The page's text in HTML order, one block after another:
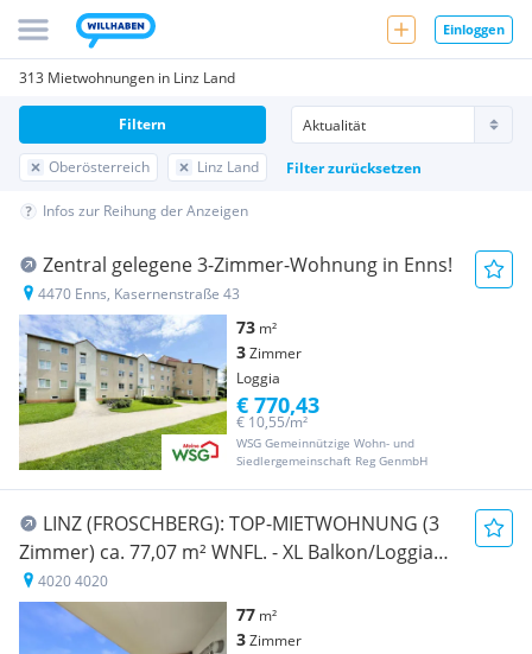
Einloggen
313 Mietwohnungen in Linz Land
Oberösterreich Linz Land Filter zurücksetzen
Filtern
Infos zur Reihung der Anzeigen
Zentral gelegene 3-Zimmer-Wohnung in Enns!
4470 Enns, Kasernenstraße 43
73 m²
3Zimmer
Loggia
WSG Gemeinnützige Wohn- und
Siedlergemeinschaft Reg GenmbH
€ 10,55/m²
€ 770,43
LINZ (FROSCHBERG): TOP-MIETWOHNUNG (3
Zimmer) ca. 77,07 m² WNFL. - XL Balkon/Loggia
ca. 18,27m²
4020 4020
77 m²
3Zimmer